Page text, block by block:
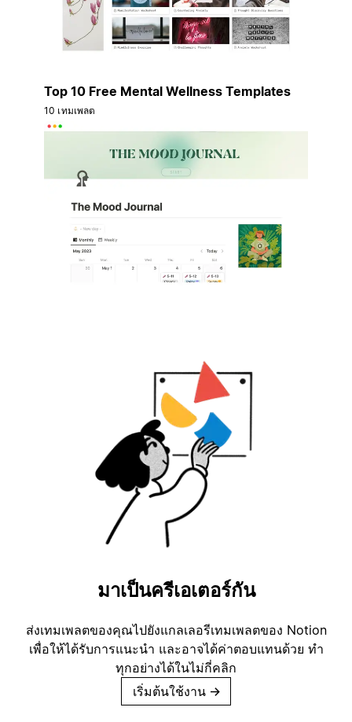
Top 10 Free Mental Wellness Templates
10 เทมเพลต
มาเป็นครีเอเตอร์กัน
ส่งเทมเพลตของคุณไปยังแกลเลอรีเทมเพลตของ Notion
เพื่อให้ได้รับการแนะนำ และอาจได้ค่าตอบแทนด้วย ทำ
ทุกอย่างได้ในไม่กี่คลิก
เริ่มต้นใช้งาน →